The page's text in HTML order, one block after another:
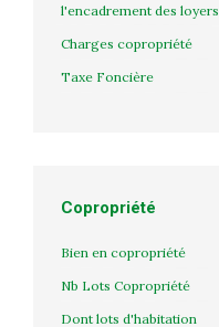
l'encadrement des loyers
Charges copropriété
Taxe Foncière
Copropriété
Bien en copropriété
Nb Lots Copropriété
Dont lots d'habitation